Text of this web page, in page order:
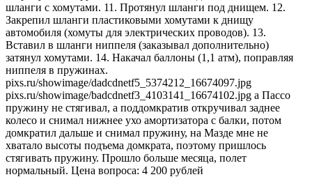
шланги с хомутами. 11. Протянул шланги под днищем. 12.
Закрепил шланги пластиковыми хомутами к днищу
автомобиля (хомуты для электрических проводов). 13.
Вставил в шланги ниппеля (заказывал дополнительно)
затянул хомутами. 14. Накачал баллоны (1,1 атм), поправляя
ниппеля в пружинах.
pixs.ru/showimage/dadcdnetf5_5374212_16674097.jpg
pixs.ru/showimage/badcdnetf3_4103141_16674102.jpg а Пассо
пружину не стягивал, а поддомкратив откручивал заднее
колесо и снимал нижнее ухо амортизатора с балки, потом
домкратил дальше и снимал пружину, на Мазде мне не
хватало высоты подъема домкрата, поэтому пришлось
стягивать пружину. Прошло больше месяца, полет
нормальный. Цена вопроса: 4 200 рублей